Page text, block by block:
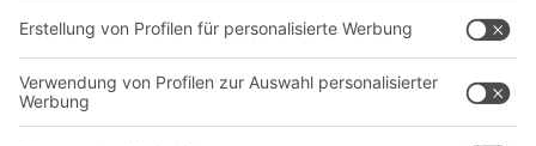
Dienstleistungen
Unternehmen
Über uns
Follow us